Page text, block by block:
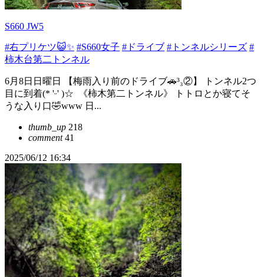
S660 JW5
#右プリケツ😺✨ #S660女子 #ドライブ #トンネルシリーズ #
柿木台第二トンネル
6月8日日曜日 【梅雨入り前のドライブ🚗³₃②】 トンネル2つ
目に到着(* 'ᵕ' )☆ ️ 《柿木第二トンネル》 トトロとか寝てそ
うな入り口🤣www 日...
thumb_up 218
comment41
2025/06/12 16:34